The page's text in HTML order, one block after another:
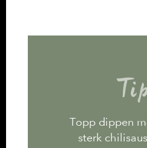
Topp dippen
sterk